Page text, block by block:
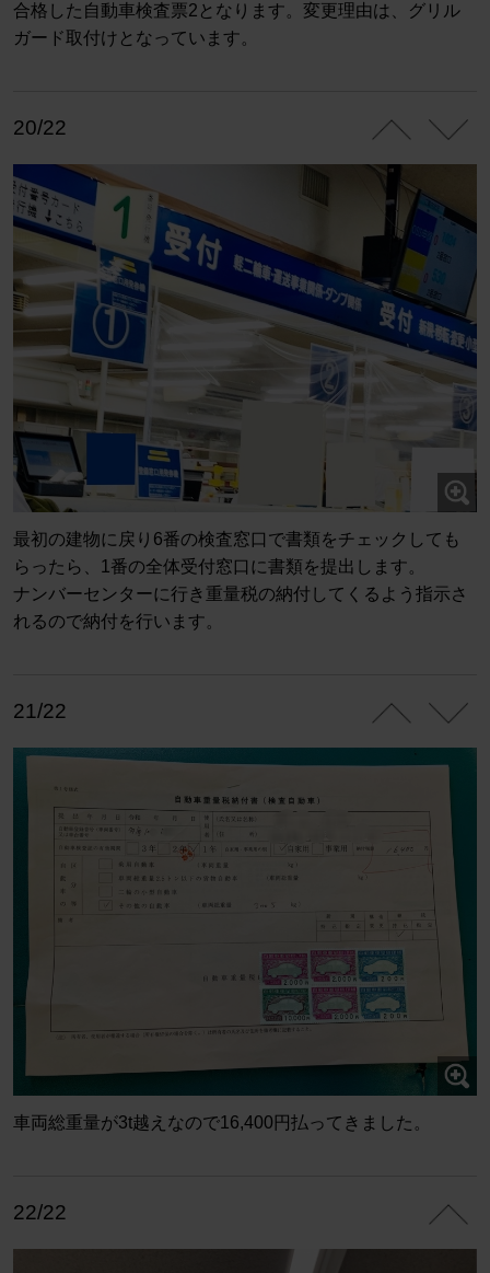
合格した自動車検査票2となります。変更理由は、グリル
ガード取付けとなっています。
20/22
最初の建物に戻り6番の検査窓口で書類をチェックしても
らったら、1番の全体受付窓口に書類を提出します。
ナンバーセンターに行き重量税の納付してくるよう指示さ
れるので納付を行います。
21/22
車両総重量が3t越えなので16,400円払ってきました。
22/22